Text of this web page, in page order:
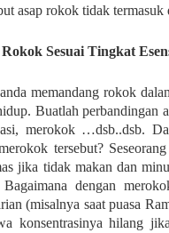
asap rokok tidak
Sesuai Tingkat
memandang rokok
Buatlah perbandingan
merokok …dsb..dsb.
tersebut?
jika tidak makan dan
dengan
(misalnya saat puasa
konsentrasinya hilang